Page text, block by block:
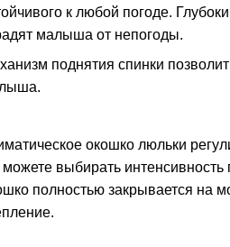
к любой погоде.
малыша от непогоды.
поднятия спинки
окошко люльки
выбирать
полностью закрывается на